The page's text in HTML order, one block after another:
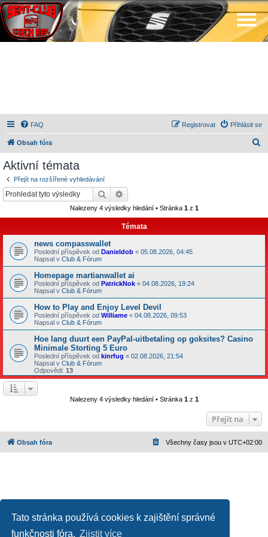
Tato stránka používá cookies k zajištění správné
funkčnosti fóra. Zjistit více
FAQ Přihlásit se
Registrovat
Obsah fóra
Aktivní témata
Přejít na rozšířené vyhledávání
Hledat
Nalezeny 4 výsledky hledání • Stránka 1z 1
Témata
news compasswallet
Poslední příspěvek od Danieldob « 05.08.2026, 04:45
Napsal v Club & Fórum
Homepage martianwallet ai
Poslední příspěvek od PatrickNok « 04.08.2026, 19:24
Napsal v Club & Fórum
How to Play and Enjoy Level Devil
Poslední příspěvek od Williame « 04.08.2026, 09:53
Napsal v Club & Fórum
Hoe lang duurt een PayPal-uitbetaling op goksites? Casino
Minimale Storting 5 Euro
Poslední příspěvek od kinrfug « 02.08.2026, 21:54
Napsal v Club & Fórum
Odpovědi: 13
Nalezeny 4 výsledky hledání • Stránka 1z 1
Přejít na
Obsah fóra Všechny časy jsou v UTC+02:00